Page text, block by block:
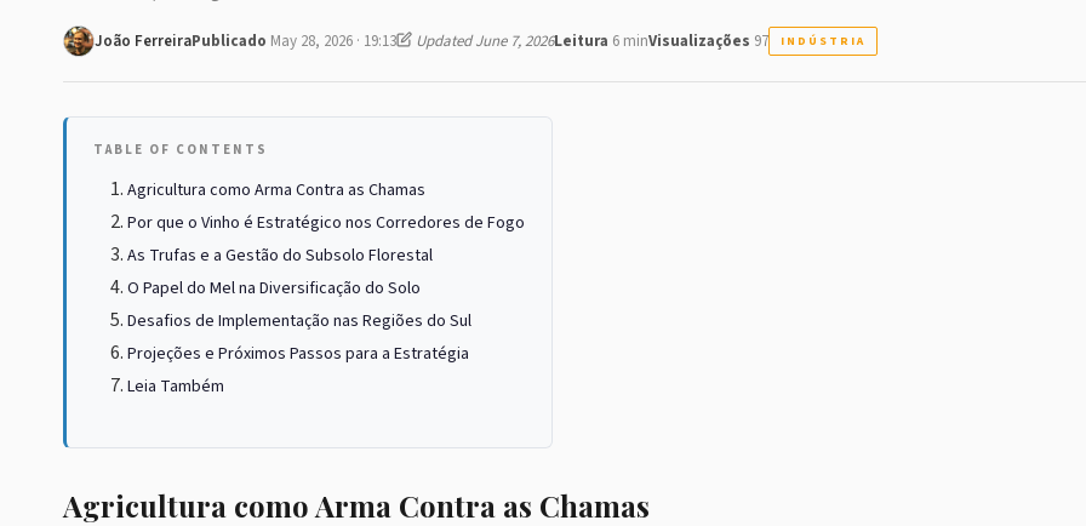
João FerreiraPublicado May 28, 2026 · 19:13 Updated June 7, 2026Leitura 6 minVisualizações 97 INDÚSTRIA
TABLE OF CONTENTS
Agricultura como Arma Contra as Chamas
Por que o Vinho é Estratégico nos Corredores de Fogo
As Trufas e a Gestão do Subsolo Florestal
O Papel do Mel na Diversificação do Solo
Desafios de Implementação nas Regiões do Sul
Projeções e Próximos Passos para a Estratégia
Leia Também
Agricultura como Arma Contra as Chamas